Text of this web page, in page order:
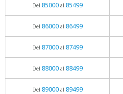
Del 85000al 85499
Del 86000al 86499
Del 87000al 87499
Del 88000al 88499
Del 89000al 89499